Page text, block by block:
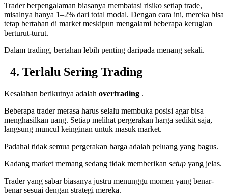
Trader berpengalaman biasanya membatasi risiko setiap trade,
misalnya hanya 1–2% dari total modal. Dengan cara ini, mereka bisa
tetap bertahan di market meskipun mengalami beberapa kerugian
berturut-turut.
Dalam trading, bertahan lebih penting daripada menang sekali.
4. Terlalu Sering Trading
Kesalahan berikutnya adalah overtrading .
Beberapa trader merasa harus selalu membuka posisi agar bisa
menghasilkan uang. Setiap melihat pergerakan harga sedikit saja,
langsung muncul keinginan untuk masuk market.
Padahal tidak semua pergerakan harga adalah peluang yang bagus.
Kadang market memang sedang tidak memberikan setup yang jelas.
Trader yang sabar biasanya justru menunggu momen yang benar-
benar sesuai dengan strategi mereka.